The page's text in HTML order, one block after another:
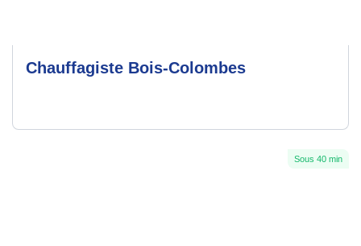
Chauffagiste Bois-Colombes
Sous 40 min